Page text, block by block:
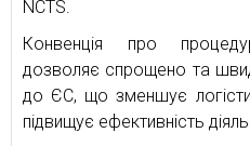
NCTS.
Конвенція про
дозволяє спрощено та
до ЄС, що зменшує
підвищує ефективність